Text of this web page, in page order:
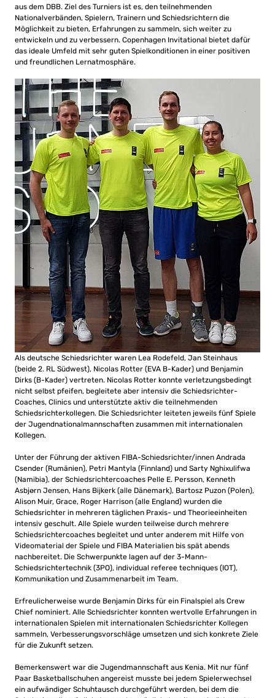
aus dem DBB. Ziel des Turniers ist es, den teilnehmenden
Nationalverbänden, Spielern, Trainern und Schiedsrichtern die
Möglichkeit zu bieten, Erfahrungen zu sammeln, sich weiter zu
entwickeln und zu verbessern. Copenhagen Invitational bietet dafür
das ideale Umfeld mit sehr guten Spielkonditionen in einer positiven
und freundlichen Lernatmosphäre.
Als deutsche Schiedsrichter waren Lea Rodefeld, Jan Steinhaus
(beide 2. RL Südwest), Nicolas Rotter (EVA B-Kader) und Benjamin
Dirks (B-Kader) vertreten. Nicolas Rotter konnte verletzungsbedingt
nicht selbst pfeifen, begleitete aber intensiv die Schiedsrichter-
Coaches, Clinics und unterstützte aktiv die teilnehmenden
Schiedsrichterkollegen. Die Schiedsrichter leiteten jeweils fünf Spiele
der Jugendnationalmannschaften zusammen mit internationalen
Kollegen.
Unter der Führung der aktiven FIBA-Schiedsrichter/innen Andrada
Csender (Rumänien), Petri Mantyla (Finnland) und Sarty Nghixulifwa
(Namibia), der Schiedsrichtercoaches Pelle E. Persson, Kenneth
Asbjørn Jensen, Hans Bijkerk (alle Dänemark), Bartosz Puzon (Polen),
Alison Muir, Grace, Roger Harrison (alle England) wurden die
Schiedsrichter in mehreren täglichen Praxis- und Theorieeinheiten
intensiv geschult. Alle Spiele wurden teilweise durch mehrere
Schiedsrichtercoaches begleitet und unter anderem mit Hilfe von
Videomaterial der Spiele und FIBA Materialien bis spät abends
nachbereitet. Die Schwerpunkte lagen auf der 3-Mann-
Schiedsrichtertechnik (3PO), individual referee techniques (IOT),
Kommunikation und Zusammenarbeit im Team.
Erfreulicherweise wurde Benjamin Dirks für ein Finalspiel als Crew
Chief nominiert. Alle Schiedsrichter konnten wertvolle Erfahrungen in
internationalen Spielen mit internationalen Schiedsrichter Kollegen
sammeln, Verbesserungsvorschläge umsetzen und sich konkrete Ziele
für die Zukunft setzen.
Bemerkenswert war die Jugendmannschaft aus Kenia. Mit nur fünf
Paar Basketballschuhen angereist musste bei jedem Spielerwechsel
ein aufwändiger Schuhtausch durchgeführt werden, bei dem die